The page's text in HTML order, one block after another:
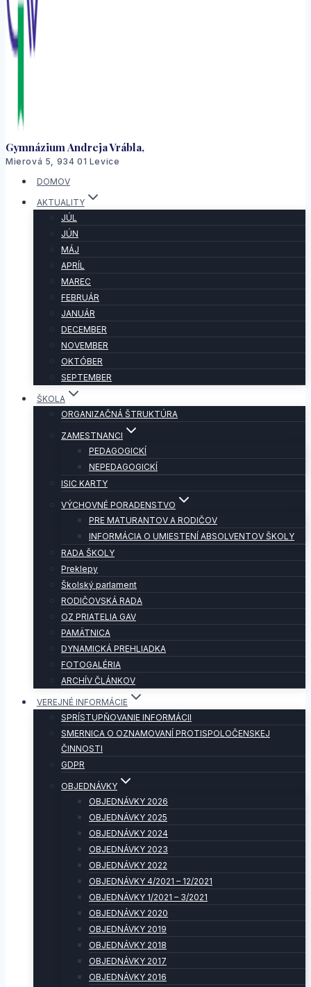
Gymnázium Andreja Vrábla,
Mierová 5, 934 01 Levice
DOMOV
AKTUALITY
JÚL
JÚN
MÁJ
APRÍL
MAREC
FEBRUÁR
JANUÁR
DECEMBER
NOVEMBER
OKTÓBER
SEPTEMBER
ŠKOLA
ORGANIZAČNÁ ŠTRUKTÚRA
ZAMESTNANCI
PEDAGOGICKÍ
NEPEDAGOGICKÍ
ISIC KARTY
VÝCHOVNÉ PORADENSTVO
PRE MATURANTOV A RODIČOV
INFORMÁCIA O UMIESTENÍ ABSOLVENTOV ŠKOLY
RADA ŠKOLY
Preklepy
Školský parlament
RODIČOVSKÁ RADA
OZ PRIATELIA GAV
PAMÄTNICA
DYNAMICKÁ PREHLIADKA
FOTOGALÉRIA
ARCHÍV ČLÁNKOV
VEREJNÉ INFORMÁCIE
SPRÍSTUPŇOVANIE INFORMÁCII
SMERNICA O OZNAMOVANÍ PROTISPOLOČENSKEJ
ČINNOSTI
GDPR
OBJEDNÁVKY
OBJEDNÁVKY 2026
OBJEDNÁVKY 2025
OBJEDNÁVKY 2024
OBJEDNÁVKY 2023
OBJEDNÁVKY 2022
OBJEDNÁVKY 4/2021 – 12/2021
OBJEDNÁVKY 1/2021 – 3/2021
OBJEDNÁVKY 2020
OBJEDNÁVKY 2019
OBJEDNÁVKY 2018
OBJEDNÁVKY 2017
OBJEDNÁVKY 2016